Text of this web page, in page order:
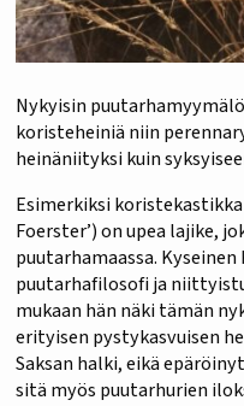
Nykyisin
koristeheiniä niin
heinäniityksi kuin
Esimerkiksi
Foerster’) on upea lajike,
puutarhamaassa.
puutarhafilosofi ja
mukaan hän näki tämän
erityisen pystykasvuisen
Saksan halki, eikä
sitä myös puutarhurien